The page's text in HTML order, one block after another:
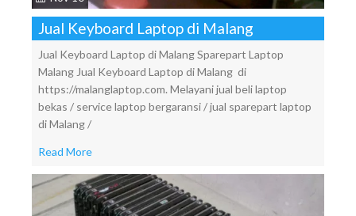
Jual Keyboard Laptop di Malang
Jual Keyboard Laptop di Malang Sparepart Laptop
Malang Jual Keyboard Laptop di Malang di
https://malanglaptop.com. Melayani jual beli laptop
bekas / service laptop bergaransi / jual sparepart laptop
di Malang /
Read More